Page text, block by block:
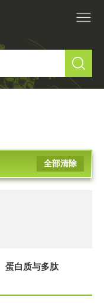
全部清除
蛋白质与多肽